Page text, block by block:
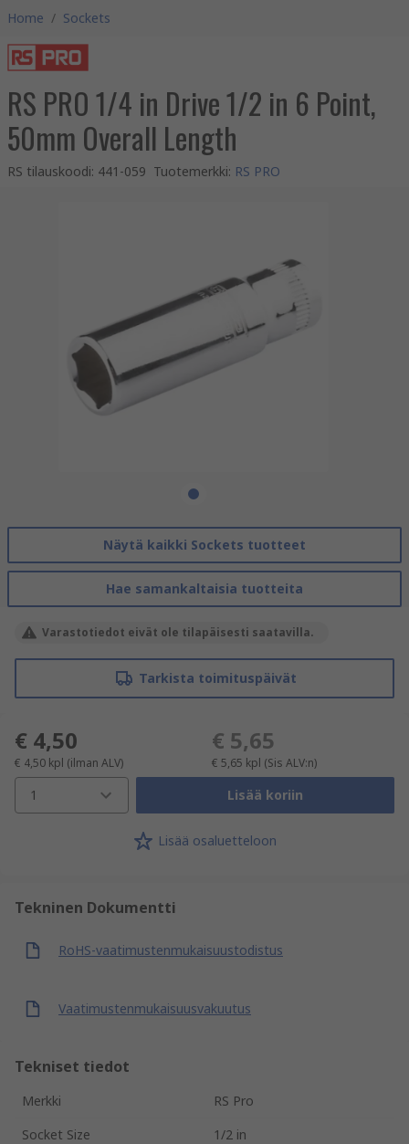
Home / Sockets
RS PRO 1/4 in Drive 1/2 in 6 Point,
50mm Overall Length
RS tilauskoodi: 441-059 Tuotemerkki: RS PRO
Näytä kaikki Sockets tuotteet
Hae samankaltaisia tuotteita
Varastotiedot eivät ole tilapäisesti saatavilla.
Tarkista toimituspäivät
€ 4,50
€ 4,50 kpl (ilman ALV)
€ 5,65
€ 5,65 kpl (Sis ALV:n)
1 Lisää koriin
Lisää osaluetteloon
Tekninen Dokumentti
RoHS-vaatimustenmukaisuustodistus
Vaatimustenmukaisuusvakuutus
Tekniset tiedot
Merkki
RS Pro
Socket Size
1/2 in